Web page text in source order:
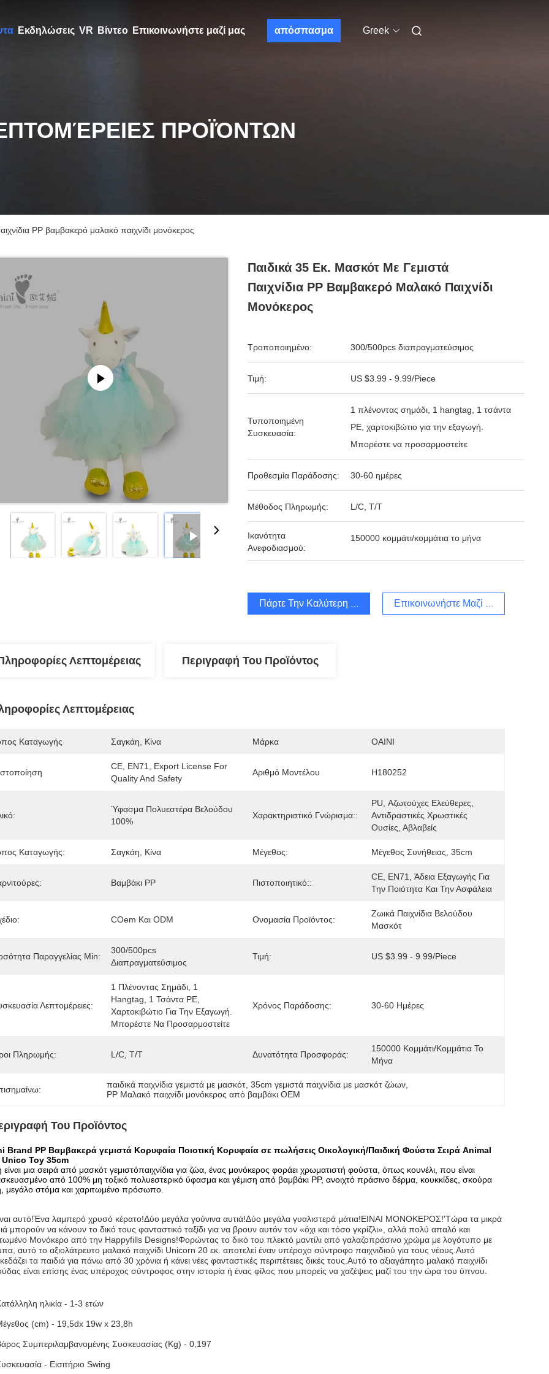
Εκδηλώσεις VR Βίντεο Επικοινωνήστε μαζί μας απόσπασμα Greek
ΠΡΟΪΌΝΤΩΝ
PP βαμβακερό μαλακό παιχνίδι μονόκερος
Παιδικά 35 Εκ. Μασκότ Με Γεμιστά
Παιχνίδια PP Βαμβακερό Μαλακό Παιχνίδι
Μονόκερος
Τροποποιημένο: 300/500pcs διαπραγματεύσιμος
Τιμή: US $3.99 - 9.99/Piece
Τυποποιημένη
Συσκευασία:
1 πλένοντας σημάδι, 1 hangtag, 1 τσάντα
PE, χαρτοκιβώτιο για την εξαγωγή.
Μπορέστε να προσαρμοστείτε
Προθεσμία Παράδοσης: 30-60 ημέρες
Μέθοδος Πληρωμής: L/C, T/T
Ικανότητα
Ανεφοδιασμού:
150000 κομμάτι/κομμάτια το μήνα
Πάρτε Την Καλύτερη Τιμή Επικοινωνήστε Μαζί Μας
Λεπτομέρειας Περιγραφή Του Προϊόντος
Λεπτομέρειας
Καταγωγής Σαγκάη, Κίνα Μάρκα OAINI
CE, EN71, Export License For
Quality And Safety
Αριθμό Μοντέλου H180252
Ύφασμα Πολυεστέρα Βελούδου
100%
Χαρακτηριστικό Γνώρισμα::
PU, Αζωτούχες Ελεύθερες,
Αντιδραστικές Χρωστικές
Ουσίες, Αβλαβείς
Καταγωγής: Σαγκάη, Κίνα Μέγεθος: Μέγεθος Συνήθειας, 35cm
Βαμβάκι PP Πιστοποιητικό::
CE, EN71, Άδεια Εξαγωγής Για
Την Ποιότητα Και Την Ασφάλεια
COem Και ODM Ονομασία Προϊόντος:
Ζωικά Παιχνίδια Βελούδου
Μασκότ
Παραγγελίας Min:
300/500pcs
Διαπραγματεύσιμος
Τιμή: US $3.99 - 9.99/Piece
Λεπτομέρειες:
1 Πλένοντας Σημάδι, 1
Hangtag, 1 Τσάντα PE,
Χαρτοκιβώτιο Για Την Εξαγωγή.
Μπορέστε Να Προσαρμοστείτε
Χρόνος Παράδοσης: 30-60 Ημέρες
Πληρωμής: L/C, T/T Δυνατότητα Προσφοράς:
150000 Κομμάτι/κομμάτια Το
Μήνα
παιδικά παιχνίδια γεμιστά με μασκότ , 35cm γεμιστά παιχνίδια με μασκότ ζώων
PP Μαλακό παιχνίδι μονόκερος από βαμβάκι OEM
Του Προϊόντος
Brand PP Βαμβακερά γεμιστά Κορυφαία Ποιοτική Κορυφαία σε πωλήσεις Οικολογική/Παιδική Φούστα Σειρά Animal
Unico Toy 35cm
είναι μια σειρά από μασκότ γεμιστόπαιχνίδια για ζώα, ένας μονόκερος φοράει χρωματιστή φούστα, όπως κουνέλι, που είναι
από 100% μη τοξικό πολυεστερικό ύφασμα και γέμιση από βαμβάκι PP, ανοιχτό πράσινο δέρμα, κουκκίδες, σκούρα
μεγάλο στόμα και χαριτωμένο πρόσωπο.
αυτό!Ένα λαμπερό χρυσό κέρατο!Δύο μεγάλα γούνινα αυτιά!Δύο μεγάλα γυαλιστερά μάτια!ΕΙΝΑΙ ΜΟΝΟΚΕΡΟΣ!'Τώρα τα μικρά
μπορούν να κάνουν το δικό τους φανταστικό ταξίδι για να βρουν αυτόν τον «όχι και τόσο γκρίζλι», αλλά πολύ απαλό και
Μονόκερο από την Happyfills Designs!Φορώντας το δικό του πλεκτό μαντίλι από γαλαζοπράσινο χρώμα με λογότυπο με
αυτό το αξιολάτρευτο μαλακό παιχνίδι Unicorn 20 εκ. αποτελεί έναν υπέροχο σύντροφο παιχνιδιού για τους νέους.Αυτό
τα παιδιά για πάνω από 30 χρόνια ή κάνει νέες φανταστικές περιπέτειες δικές τους.Αυτό το αξιαγάπητο μαλακό παιχνίδι
είναι επίσης ένας υπέροχος σύντροφος στην ιστορία ή ένας φίλος που μπορείς να χαζέψεις μαζί του την ώρα του ύπνου.
ηλικία - 1-3 ετών
(cm) - 19,5dx 19w x 23,8h
Συμπεριλαμβανομένης Συσκευασίας (Kg) - 0,197
- Εισιτήριο Swing